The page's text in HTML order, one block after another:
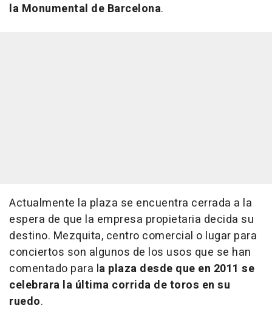
la Monumental de Barcelona.
Actualmente la plaza se encuentra cerrada a la
espera de que la empresa propietaria decida su
destino. Mezquita, centro comercial o lugar para
conciertos son algunos de los usos que se han
comentado para la plaza desde que en 2011 se
celebrara la última corrida de toros en su
ruedo.